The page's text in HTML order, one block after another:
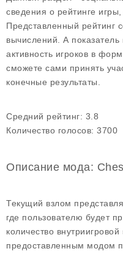
сведения о рейтинге
Представленный рейтинг
вычислений. А
активность игроков в
сможете сами принять
конечные результаты.
Средний рейтинг: 3.8
Количество голосов: 3700
Описание мода:
Текущий взлом
где пользователю будет
количество
предоставленным модом